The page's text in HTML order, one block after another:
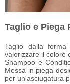
Taglio e Piega
Taglio dalla
valorizzare il colore
Shampoo e
Messa in piega
per un'asciugatura